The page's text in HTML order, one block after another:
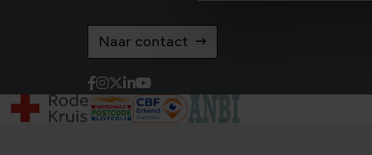
Naar contact